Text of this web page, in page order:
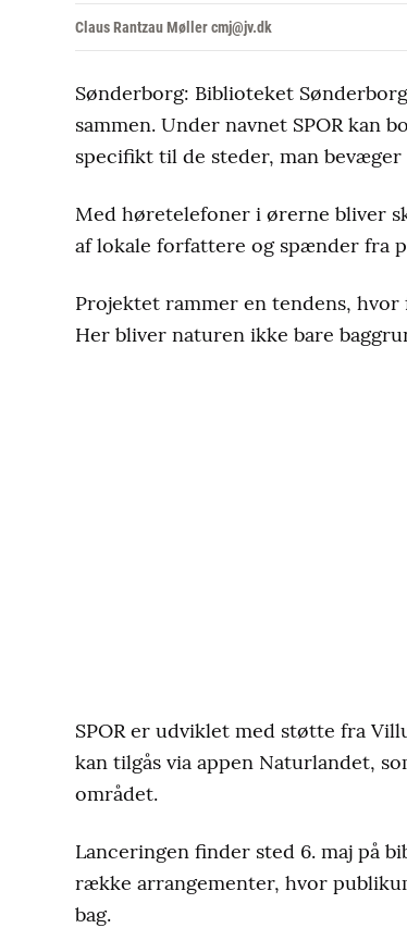
Claus Rantzau Møller cmj@jv.dk
Sønderborg: Biblioteket
sammen. Under navnet SPOR kan
specifikt til de steder, man bevæger
Med høretelefoner i ørerne bliver
af lokale forfattere og spænder fra
Projektet rammer en tendens,
Her bliver naturen ikke bare
SPOR er udviklet med støtte fra
kan tilgås via appen Naturlandet,
området.
Lanceringen finder sted 6. maj på
række arrangementer, hvor
bag.